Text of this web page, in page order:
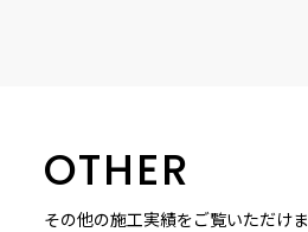
OTHER
その他の施工実績をご覧いただけま